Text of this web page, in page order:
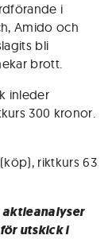
i
Amido och
bli
brott.
inleder
300 kronor.
riktkurs 63
aktieanalyser
för utskick i